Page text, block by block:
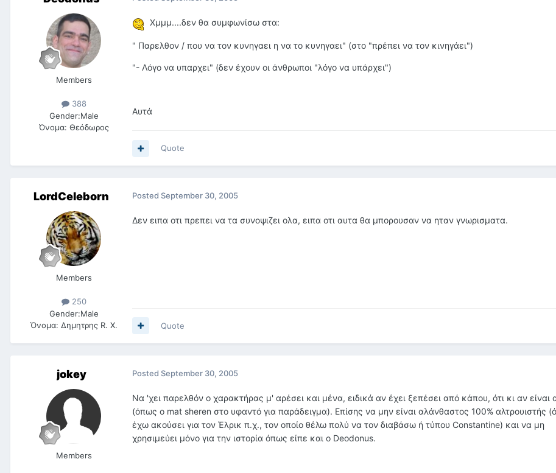
Members
388
Gender:Male
Όνομα: Θεόδωρος
Χμμμ....δεν θα συμφωνίσω στα:
" Παρελθον / που να τον κυνηγαει η να το κυνηγαει" (στο "πρέπει να τον κινηγάει")
"- Λόγο να υπαρχει" (δεν έχουν οι άνθρωποι "λόγο να υπάρχει")
Αυτά
Quote
LordCeleborn
Members
250
Gender:Male
Όνομα: Δημητρης R. X.
Posted September 30, 2005
Δεν ειπα οτι πρεπει να τα συνοψιζει ολα, ειπα οτι αυτα θα μπορουσαν να ηταν γνωρισματα.
Quote
jokey
Members
Posted September 30, 2005
Να 'χει παρελθόν ο χαρακτήρας μ' αρέσει και μένα, ειδικά αν έχει ξεπέσει από κάπου, ότι κι αν είναι
(όπως ο mat sheren στο υφαντό για παράδειγμα). Επίσης να μην είναι αλάνθαστος 100% αλτρουιστής
έχω ακούσει για τον Έλρικ π.χ., τον οποίο θέλω πολύ να τον διαβάσω ή τύπου Constantine) και να μη
χρησιμεύει μόνο για την ιστορία όπως είπε και ο Deodonus.